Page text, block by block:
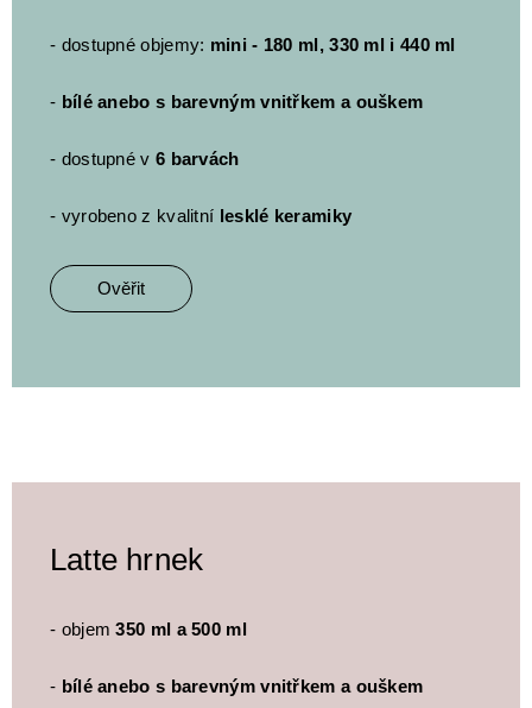
- dostupné objemy: mini - 180 ml, 330 ml i 440 ml
- bílé anebo s barevným vnitřkem a ouškem
- dostupné v 6 barvách
- vyrobeno z kvalitní lesklé keramiky
Ověřit
Latte hrnek
- objem350 ml a 500 ml
- bílé anebo s barevným vnitřkem a ouškem